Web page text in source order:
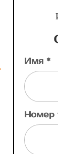
Имя *
Номер